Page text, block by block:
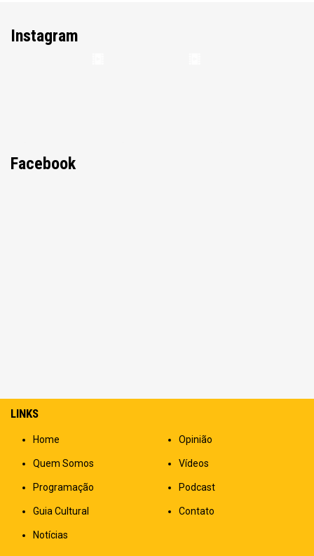
Instagram
Facebook
LINKS
Home
Quem Somos
Programação
Guia Cultural
Notícias
Opinião
Vídeos
Podcast
Contato